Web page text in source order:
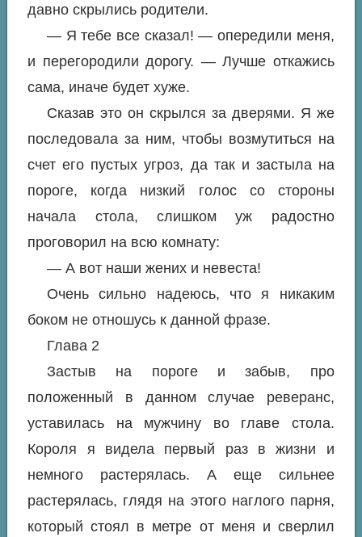
давно скрылись родители.
— Я тебе все сказал! — опередили меня,
и перегородили дорогу. — Лучше откажись
сама, иначе будет хуже.
Сказав это он скрылся за дверями. Я же
последовала за ним, чтобы возмутиться на
счет его пустых угроз, да так и застыла на
пороге, когда низкий голос со стороны
начала стола, слишком уж радостно
проговорил на всю комнату:
— А вот наши жених и невеста!
Очень сильно надеюсь, что я никаким
боком не отношусь к данной фразе.
Глава 2
Застыв на пороге и забыв, про
положенный в данном случае реверанс,
уставилась на мужчину во главе стола.
Короля я видела первый раз в жизни и
немного растерялась. А еще сильнее
растерялась, глядя на этого наглого парня,
который стоял в метре от меня и сверлил